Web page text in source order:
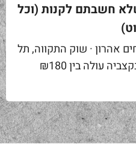
נתחים שלא חשבתם לקנות (וכל
אהרון · שוק התקווה, תל
אביב קילו אנטרקוט אצלנו בקצביה עולה בין ₪180